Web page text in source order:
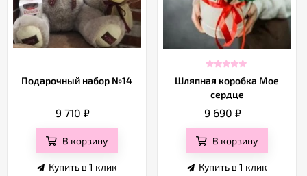
Подарочный набор №14
9 710₽
В корзину
Купить в 1 клик
Шляпная коробка Мое
сердце
9 690₽
В корзину
Купить в 1 клик